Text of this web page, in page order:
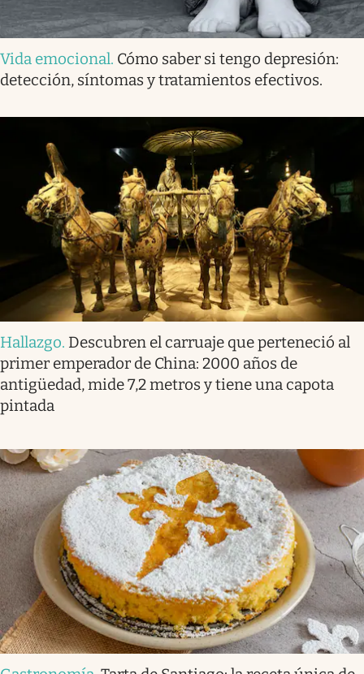
Vida emocional. Cómo saber si tengo depresión:
detección, síntomas y tratamientos efectivos.
Hallazgo. Descubren el carruaje que perteneció al
primer emperador de China: 2000 años de
antigüedad, mide 7,2 metros y tiene una capota
pintada